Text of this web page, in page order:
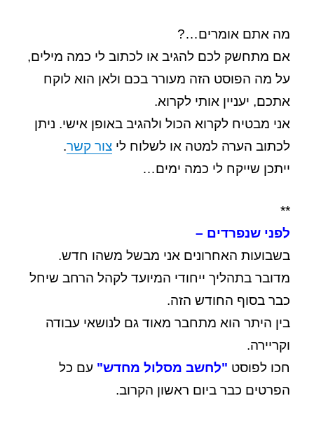
מה אתם אומרים…?
אם מתחשק לכם להגיב או לכתוב לי כמה מילים,
על מה הפוסט הזה מעורר בכם ולאן הוא לוקח
אתכם, יעניין אותי לקרוא.
אני מבטיח לקרוא הכול ולהגיב באופן אישי. ניתן
לכתוב הערה למטה או לשלוח ליצור קשר.
ייתכן שייקח לי כמה ימים…
**
לפני שנפרדים –
בשבועות האחרונים אני מבשל משהו חדש.
מדובר בתהליך ייחודי המיועד לקהל הרחב שיחל
כבר בסוף החודש הזה.
בין היתר הוא מתחבר מאוד גם לנושאי עבודה
וקריירה.
חכו לפוסט "לחשב מסלול מחדש" עם כל
הפרטים כבר ביום ראשון הקרוב.